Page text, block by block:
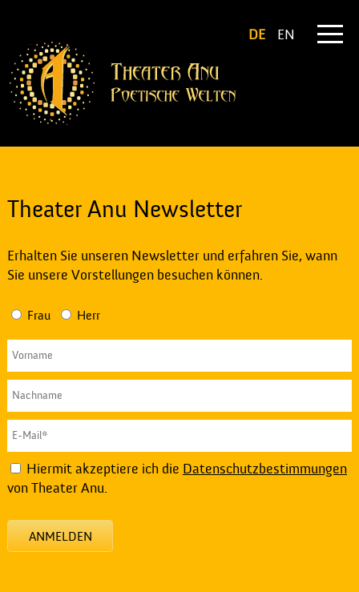
DE EN
Theater Anu Newsletter
Erhalten Sie unseren Newsletter und erfahren Sie, wann
Sie unsere Vorstellungen besuchen können.
Frau Herr
Hiermit akzeptiere ich die Datenschutzbestimmungen
von Theater Anu.
ANMELDEN